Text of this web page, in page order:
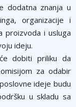
dodatna znanja u
organizacije i
proizvoda i usluga
ideju.
dobiti priliku da
za odabir
ideje budu
u skladu sa